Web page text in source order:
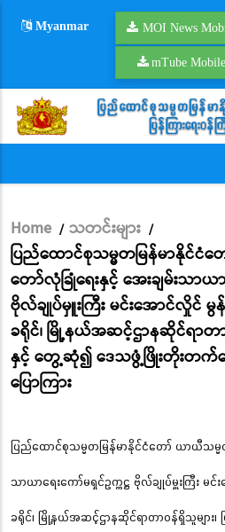
Myanmar MOI News
mTube
Breadcrumb
Home / သတင်းများ /
ပြည်ထောင်စုသမ္မတမြန်မာနိုင်ငံ
တော်လုံခြုံရေးနှင့် အေးချမ်းသာယ
ဗိုလ်ချုပ်မှူးကြီး မင်းအောင်လှိုင်
ခရိုင်၊ မြို့နယ်အဆင့်ဌာနဆိုင်ရာတာဝ
နှင့် တွေ့ဆုံ၍ ဒေသဖွံ့ဖြိုးတိုးတက်ရေ
ပြောကြား
ပြည်ထောင်စုသမ္မတမြန်မာနိုင်ငံတော် ယာယီသမ္
သာယာရေးကော်မရှင်ဥက္ကဋ္ဌ ဗိုလ်ချုပ်မှူးကြီး
ခရိုင်၊ မြို့နယ်အဆင့်ဌာနဆိုင်ရာတာဝန်ရှိသူများ၊